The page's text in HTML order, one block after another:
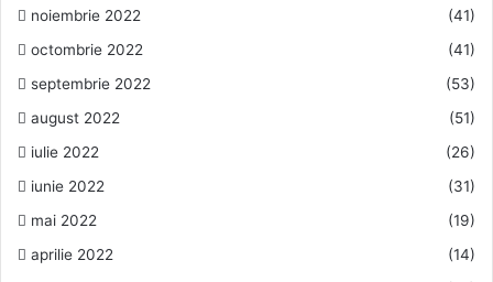
noiembrie 2022
(41)
octombrie 2022
(41)
septembrie 2022
(53)
august 2022
(51)
iulie 2022
(26)
iunie 2022
(31)
mai 2022
(19)
aprilie 2022
(14)